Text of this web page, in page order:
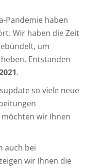
Pandemie haben
Wir haben die Zeit
um
heben. Entstanden
.
so viele neue
wir Ihnen
auch bei
wir Ihnen die